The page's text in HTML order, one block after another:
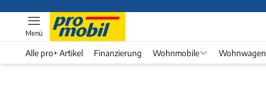
Menü
Alle pro+ Artikel Finanzierung Wohnmobile Wohnwagen